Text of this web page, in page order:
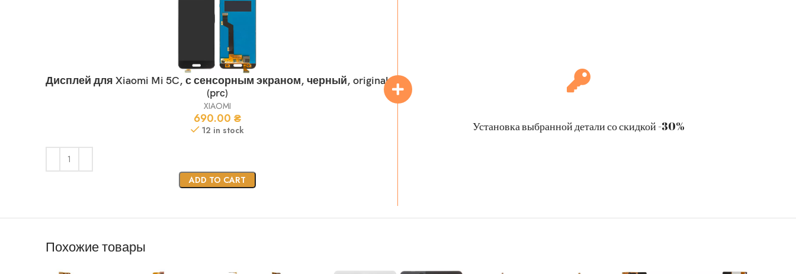
Дисплей для Xiaomi Mi 5C, с сенсорным экраном, черный, original
(prc)
XIAOMI
690.00 ₴
12 in stock
ADD TO CART
Установка выбранной детали со скидкой -30%
Похожие товары